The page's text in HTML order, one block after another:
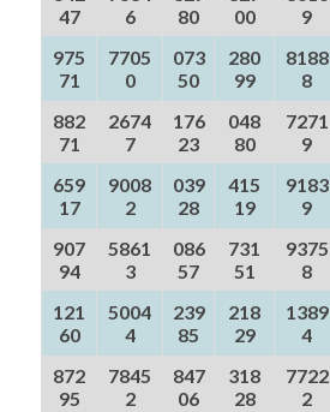
47
6
80
00
9
975
71
7705
0
073
50
280
99
8188
8
882
71
2674
7
176
23
048
80
7271
9
659
17
9008
2
039
28
415
19
9183
9
907
94
5861
3
086
57
731
51
9375
8
121
60
5004
4
239
85
218
29
1389
4
872
95
7845
2
847
06
318
28
7722
2